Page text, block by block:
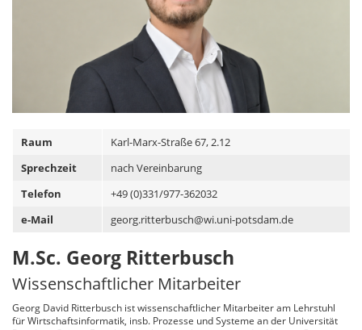
Raum
Karl-Marx-Straße 67, 2.12
Sprechzeit
nach Vereinbarung
Telefon
+49 (0)331/977-362032
e-Mail
georg.ritterbusch@wi.uni-potsdam.de
M.Sc. Georg Ritterbusch
Wissenschaftlicher Mitarbeiter
Georg David Ritterbusch ist wissenschaftlicher Mitarbeiter am Lehrstuhl
für Wirtschaftsinformatik, insb. Prozesse und Systeme an der Universität